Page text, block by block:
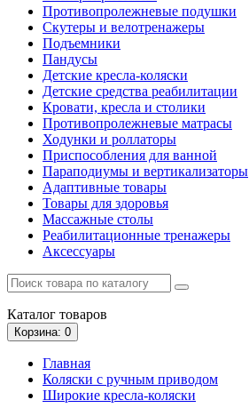
Противопролежневые подушки
Скутеры и велотренажеры
Подъемники
Пандусы
Детские кресла-коляски
Детские средства реабилитации
Кровати, кресла и столики
Противопролежневые матрасы
Ходунки и роллаторы
Приспособления для ванной
Параподиумы и вертикализаторы
Адаптивные товары
Товары для здоровья
Массажные столы
Реабилитационные тренажеры
Аксессуары
Каталог товаров
Корзина: 0
Главная
Коляски с ручным приводом
Широкие кресла-коляски